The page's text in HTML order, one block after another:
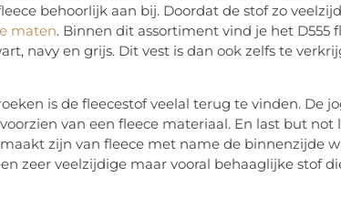
behoorlijk aan bij. Doordat de stof zo
maten. Binnen dit assortiment vind je het D555
navy en grijs. Dit vest is dan ook zelfs te
is de fleecestof veelal terug te vinden. De
van een fleece materiaal. En last but not
zijn van fleece met name de binnenzijde
zeer veelzijdige maar vooral behaaglijke stof